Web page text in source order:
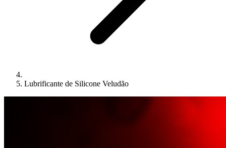
Lubrificante de Silicone Veludão